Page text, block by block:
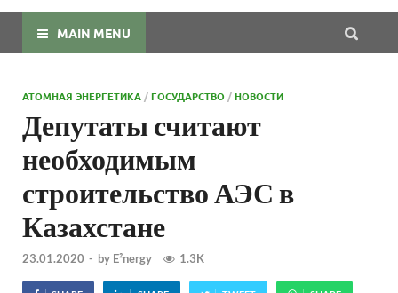
MAIN MENU
АТОМНАЯ ЭНЕРГЕТИКА /ГОСУДАРСТВО /НОВОСТИ
Депутаты считают
необходимым
строительство АЭС в
Казахстане
23.01.2020 - by E²nergy 1.3K